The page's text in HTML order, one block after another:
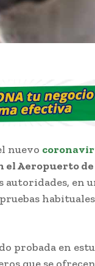
nuevo
el Aeropuerto
autoridades, en
probada en